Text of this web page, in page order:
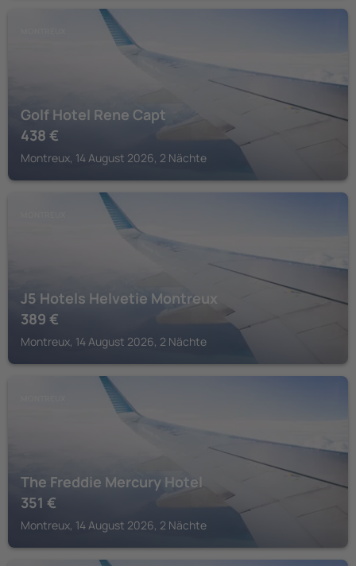
Golf Hotel Rene Capt
438 €
Montreux, 14 August 2026, 2 Nächte
J5 Hotels Helvetie Montreux
389 €
Montreux, 14 August 2026, 2 Nächte
The Freddie Mercury Hotel
351 €
Montreux, 14 August 2026, 2 Nächte